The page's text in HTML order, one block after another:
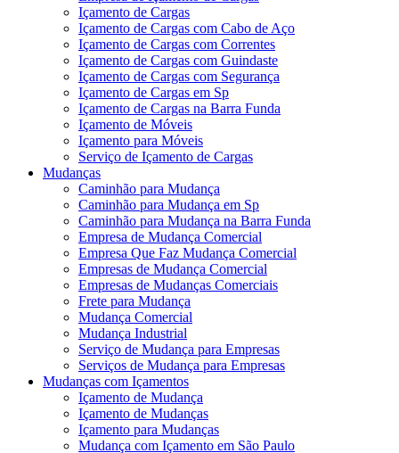
Içamento de Cargas
Içamento de Cargas com Cabo de Aço
Içamento de Cargas com Correntes
Içamento de Cargas com Guindaste
Içamento de Cargas com Segurança
Içamento de Cargas em Sp
Içamento de Cargas na Barra Funda
Içamento de Móveis
Içamento para Móveis
Serviço de Içamento de Cargas
Mudanças
Caminhão para Mudança
Caminhão para Mudança em Sp
Caminhão para Mudança na Barra Funda
Empresa de Mudança Comercial
Empresa Que Faz Mudança Comercial
Empresas de Mudança Comercial
Empresas de Mudanças Comerciais
Frete para Mudança
Mudança Comercial
Mudança Industrial
Serviço de Mudança para Empresas
Serviços de Mudança para Empresas
Mudanças com Içamentos
Içamento de Mudança
Içamento de Mudanças
Içamento para Mudanças
Mudança com Içamento em São Paulo